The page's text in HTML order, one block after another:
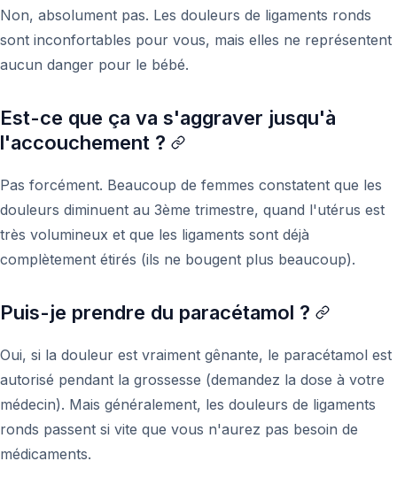
Non, absolument pas. Les douleurs de ligaments ronds
sont inconfortables pour vous, mais elles ne représentent
aucun danger pour le bébé.
Est-ce que ça va s'aggraver jusqu'à
l'accouchement ?
Pas forcément. Beaucoup de femmes constatent que les
douleurs diminuent au 3ème trimestre, quand l'utérus est
très volumineux et que les ligaments sont déjà
complètement étirés (ils ne bougent plus beaucoup).
Puis-je prendre du paracétamol ?
Oui, si la douleur est vraiment gênante, le paracétamol est
autorisé pendant la grossesse (demandez la dose à votre
médecin). Mais généralement, les douleurs de ligaments
ronds passent si vite que vous n'aurez pas besoin de
médicaments.